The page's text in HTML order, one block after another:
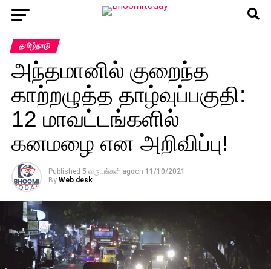
தமிழ்நாடு
அந்தமானில் குறைந்த
காற்றழுத்த தாழ்வுப்பகுதி:
12 மாவட்டங்களில்
கனமழை என அறிவிப்பு!
Published 5 வருடங்கள் agoon 11/10/2021
By Web desk